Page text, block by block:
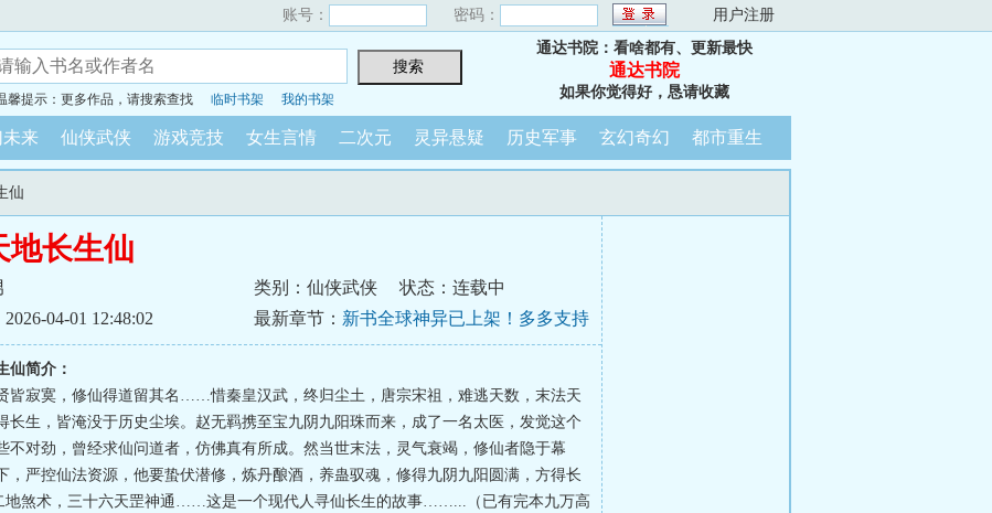
账号： 密码： 用户注册
馨提示：更多作品，请搜索查找 临时书架 我的书架
通达书院：看啥都有、更新最快
通达书院
如果你觉得好，恳请收藏
来 仙侠武侠 游戏竞技 女生言情 二次元 灵异悬疑 历史军事 玄幻奇幻 都市重生
仙
地长生仙
类别：仙侠武侠
状态：连载中
04-01 12:48:02
最新章节： 新书全球神异已上架！多多支持
仙简介：
皆寂寞，修仙得道留其名……惜秦皇汉武，终归尘土，唐宗宋祖，难逃天数，末法天
长生，皆淹没于历史尘埃。赵无羁携至宝九阴九阳珠而来，成了一名太医，发觉这个
不对劲，曾经求仙问道者，仿佛真有所成。然当世末法，灵气衰竭，修仙者隐于幕
，严控仙法资源，他要蛰伏潜修，炼丹酿酒，养蛊驭魂，修得九阴九阳圆满，方得长
地煞术，三十六天罡神通……这是一个现代人寻仙长生的故事……...（已有完本九万高